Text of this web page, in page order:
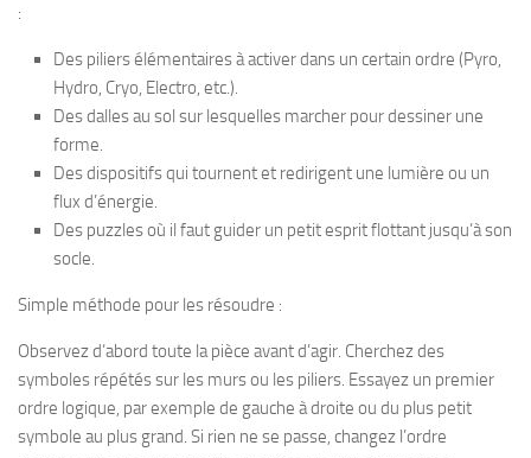
:
Des piliers élémentaires à activer dans un certain ordre (Pyro,
Hydro, Cryo, Electro, etc.).
Des dalles au sol sur lesquelles marcher pour dessiner une
forme.
Des dispositifs qui tournent et redirigent une lumière ou un
flux d’énergie.
Des puzzles où il faut guider un petit esprit flottant jusqu’à son
socle.
Simple méthode pour les résoudre :
Observez d’abord toute la pièce avant d’agir. Cherchez des
symboles répétés sur les murs ou les piliers. Essayez un premier
ordre logique, par exemple de gauche à droite ou du plus petit
symbole au plus grand. Si rien ne se passe, changez l’ordre